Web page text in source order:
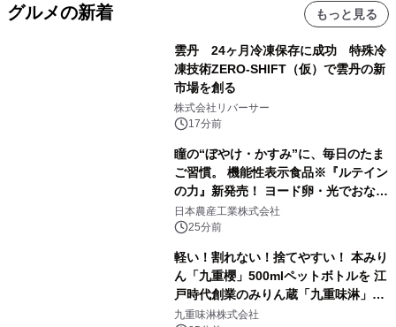
グルメの新着 もっと見る
雲丹 24ヶ月冷凍保存に成功 特殊冷
凍技術ZERO-SHIFT（仮）で雲丹の新
市場を創る
株式会社リバーサー
17分前
瞳の“ぼやけ・かすみ”に、毎日のたま
ご習慣。 機能性表示食品※『ルテイン
の力』新発売！ ヨード卵・光でおなじ
みの日本農産工業より8月以降順次発
売
日本農産工業株式会社
25分前
軽い！割れない！捨てやすい！ 本みり
ん「九重櫻」500mlペットボトルを 江
戸時代創業のみりん蔵「九重味淋」が
8月25日に新発売
九重味淋株式会社